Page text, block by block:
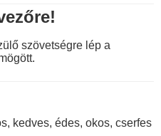
szövetségre lép a
kedves, édes, okos, cserfes